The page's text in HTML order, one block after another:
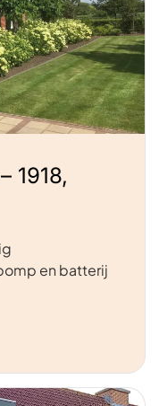
1918,
en batterij